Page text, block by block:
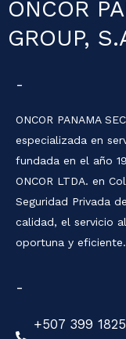
ONCOR
GROUP,
-
ONCOR PANAMA
especializada en
fundada en el año
ONCOR LTDA. en
Seguridad Privada
calidad, el servicio
oportuna y eficiente.
-
+507 399 1825